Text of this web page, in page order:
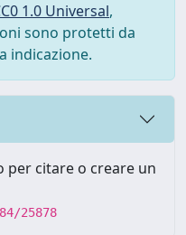
1.0 Universal,
sono protetti da
indicazione.
per citare o creare un
25878